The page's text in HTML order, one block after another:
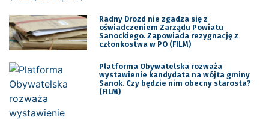
Radny Drozd nie zgadza się z
oświadczeniem Zarządu Powiatu
Sanockiego. Zapowiada rezygnację z
członkostwa w PO (FILM)
Platforma Obywatelska rozważa
wystawienie kandydata na wójta gminy
Sanok. Czy będzie nim obecny starosta?
(FILM)